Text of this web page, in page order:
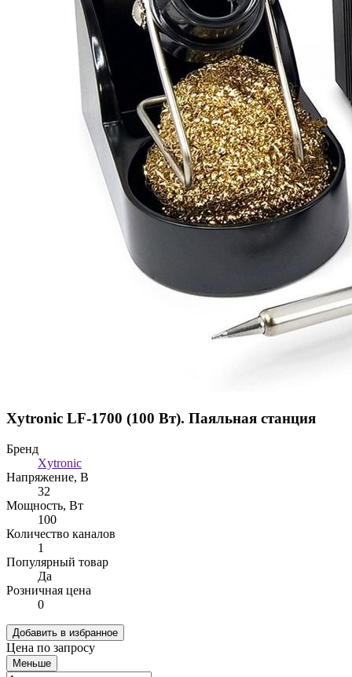
Xytronic LF-1700 (100 Вт). Паяльная станция
Бренд
Xytronic
Напряжение, В
32
Мощность, Вт
100
Количество каналов
1
Популярный товар
Да
Розничная цена
0
Добавить в избранное
Цена по запросу
Меньше